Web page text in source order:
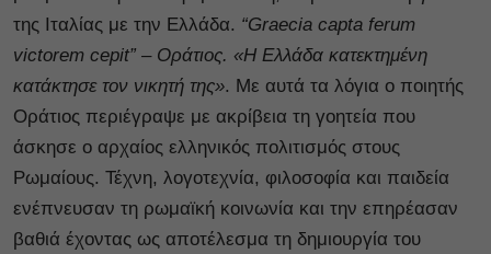
της Ιταλίας με την Ελλάδα. “Graecia capta ferum
victorem cepit” – Οράτιος. «Η Ελλάδα κατεκτημένη
κατάκτησε τον νικητή της». Με αυτά τα λόγια ο ποιητής
Οράτιος περιέγραψε με ακρίβεια τη γοητεία που
άσκησε ο αρχαίος ελληνικός πολιτισμός στους
Ρωμαίους. Τέχνη, λογοτεχνία, φιλοσοφία και παιδεία
ενέπνευσαν τη ρωμαϊκή κοινωνία και την επηρέασαν
βαθιά έχοντας ως αποτέλεσμα τη δημιουργία του